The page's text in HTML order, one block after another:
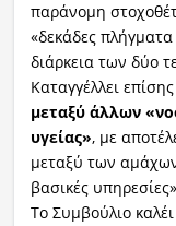
παράνομη
«δεκάδες
διάρκεια των δύο
Καταγγέλλει επίσης
μεταξύ άλλων
υγείας», με
μεταξύ των
βασικές
Το Συμβούλιο